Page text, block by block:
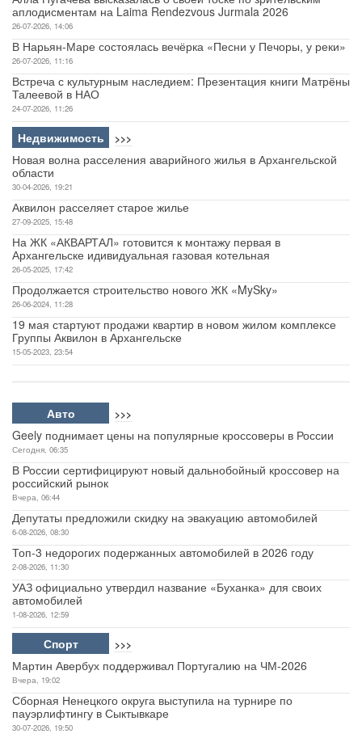
аплодисментам на Laima Rendezvous Jurmala 2026
26-07-2026, 14:06
В Нарьян-Маре состоялась вечёрка «Песни у Печоры, у реки»
26-07-2026, 11:16
Встреча с культурным наследием: Презентация книги Матрёны
Талеевой в НАО
24-07-2026, 11:26
Недвижимость >>>
Новая волна расселения аварийного жилья в Архангельской
области
30-04-2026, 19:21
Аквилон расселяет старое жилье
27-09-2025, 15:48
На ЖК «АКВАРТАЛ» готовится к монтажу первая в
Архангельске идивидуальная газовая котельная
26-05-2025, 17:42
Продолжается строительство нового ЖК «MySky»
26-06-2024, 11:28
19 мая стартуют продажи квартир в новом жилом комплексе
Группы Аквилон в Архангельске
15-05-2023, 23:54
Авто >>>
Geely поднимает цены на популярные кроссоверы в России
Сегодня, 06:35
В России сертифицируют новый дальнобойный кроссовер на
российский рынок
Вчера, 06:44
Депутаты предложили скидку на эвакуацию автомобилей
6-08-2026, 08:30
Топ-3 недорогих подержанных автомобилей в 2026 году
2-08-2026, 11:30
УАЗ официально утвердил название «Буханка» для своих
автомобилей
1-08-2026, 12:59
Спорт >>>
Мартин Авербух поддерживал Португалию на ЧМ-2026
Вчера, 19:02
Сборная Ненецкого округа выступила на турнире по
пауэрлифтингу в Сыктывкаре
30-07-2026, 19:50